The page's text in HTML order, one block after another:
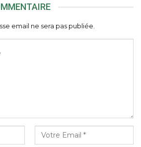
email ne sera pas publiée.